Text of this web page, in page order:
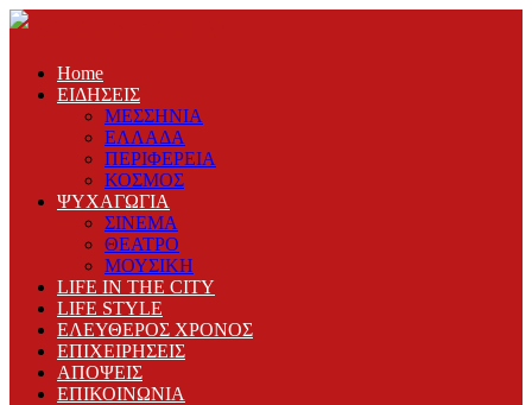
Home
ΕΙΔΗΣΕΙΣ
ΜΕΣΣΗΝΙΑ
ΕΛΛΑΔΑ
ΠΕΡΙΦΕΡΕΙΑ
ΚΟΣΜΟΣ
ΨΥΧΑΓΩΓΙΑ
ΣΙΝΕΜΑ
ΘΕΑΤΡΟ
ΜΟΥΣΙΚΗ
LIFE IN THE CITY
LIFE STYLE
ΕΛΕΥΘΕΡΟΣ ΧΡΟΝΟΣ
ΕΠΙΧΕΙΡΗΣΕΙΣ
ΑΠΟΨΕΙΣ
ΕΠΙΚΟΙΝΩΝΙΑ